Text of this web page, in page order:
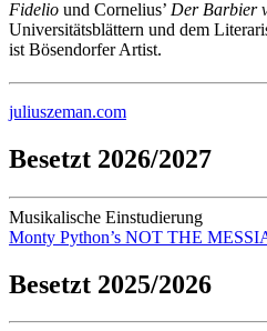
Fidelio und Cornelius’ Der Barbier
Universitätsblättern und dem
ist Bösendorfer Artist.
juliuszeman.com
Besetzt 2026/2027
Musikalische Einstudierung
Monty Python’s NOT THE
Besetzt 2025/2026